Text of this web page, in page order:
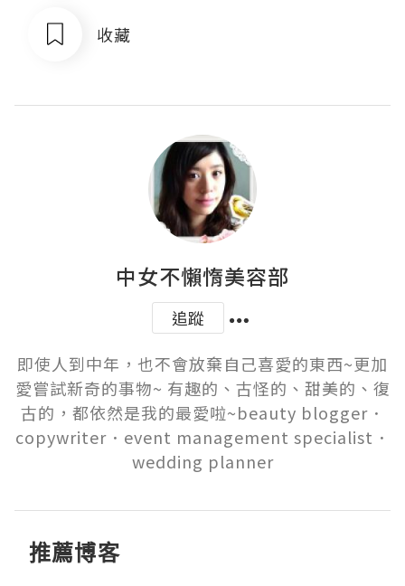
收藏
中女不懶惰美容部
追蹤
即使人到中年，也不會放棄自己喜愛的東西~更加
愛嘗試新奇的事物~ 有趣的、古怪的、甜美的、復
古的，都依然是我的最愛啦~beauty blogger．
copywriter．event management specialist．
wedding planner
推薦博客